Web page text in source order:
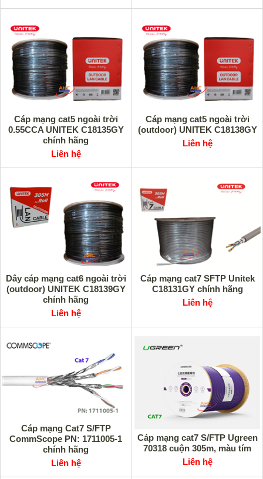
Cáp mạng cat5 ngoài trời
0.55CCA UNITEK C18135GY
chính hãng
Liên hệ
Cáp mạng cat5 ngoài trời
(outdoor) UNITEK C18138GY
Liên hệ
Dây cáp mạng cat6 ngoài trời
(outdoor) UNITEK C18139GY
chính hãng
Liên hệ
Cáp mạng cat7 SFTP Unitek
C18131GY chính hãng
Liên hệ
Cáp mạng Cat7 S/FTP
CommScope PN: 1711005-1
chính hãng
Liên hệ
Cáp mạng cat7 S/FTP Ugreen
70318 cuộn 305m, màu tím
Liên hệ